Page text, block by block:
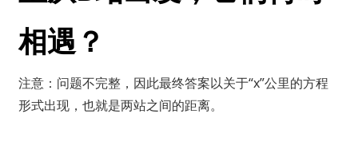
相遇？
注意：问题不完整，因此最终答案以关于“x”公里的方程
形式出现，也就是两站之间的距离。